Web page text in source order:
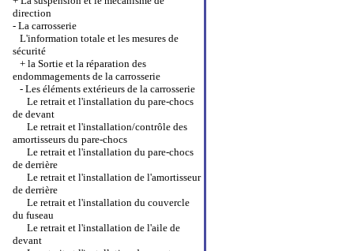
direction
- La carrosserie
L'information totale et les mesures de
sécurité
+ la Sortie et la réparation des
endommagements de la carrosserie
- Les éléments extérieurs de la carrosserie
Le retrait et l'installation du pare-chocs
de devant
Le retrait et l'installation/contrôle des
amortisseurs du pare-chocs
Le retrait et l'installation du pare-chocs
de derrière
Le retrait et l'installation de l'amortisseur
de derrière
Le retrait et l'installation du couvercle
du fuseau
Le retrait et l'installation de l'aile de
devant